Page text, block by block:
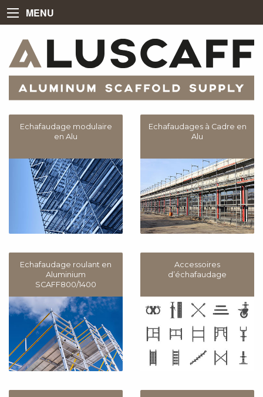
MENU
Echafaudage modulaire
en Alu
Echafaudages à Cadre en
Alu
Echafaudage roulant en
Aluminium
SCAFF800/1400
Accessoires
d’échafaudage